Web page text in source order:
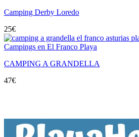
Camping Derby Loredo
25€
Campings en El Franco Playa
CAMPING A GRANDELLA
47€